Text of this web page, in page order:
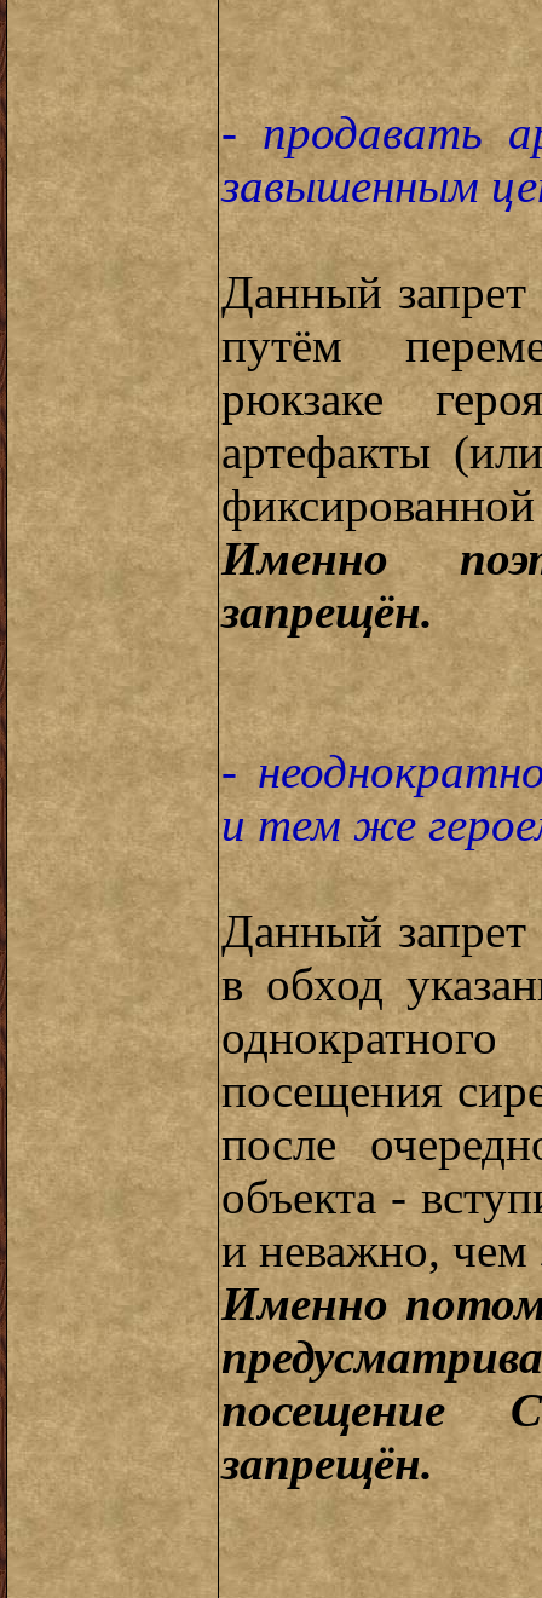
- продавать
завышенным
Данный запрет
путём
рюкзаке
артефакты
Именно
запрещён.
-
и тем же
Данный запрет
в обход
посещения
после
объекта -
и неважно, чем
Именно
посещение
запрещён.